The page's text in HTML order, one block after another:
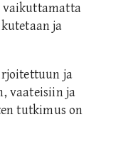
vaikuttamatta
ja
ja
vaateisiin ja
tutkimus on